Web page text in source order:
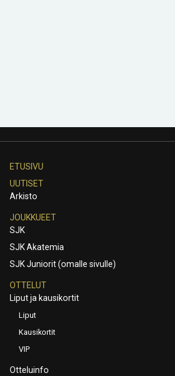
ETUSIVU
UUTISET
Arkisto
JOUKKUEET
SJK
SJK Akatemia
SJK Juniorit (omalle sivulle)
OTTELUT
Liput ja kausikortit
Liput
Kausikortit
VIP
Otteluinfo